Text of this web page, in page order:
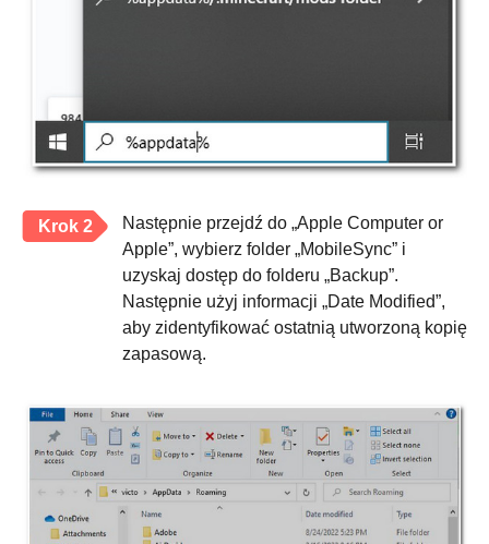
Krok 2
Następnie przejdź do „Apple Computer or
Apple”, wybierz folder „MobileSync” i
uzyskaj dostęp do folderu „Backup”.
Następnie użyj informacji „Date Modified”,
aby zidentyfikować ostatnią utworzoną kopię
zapasową.